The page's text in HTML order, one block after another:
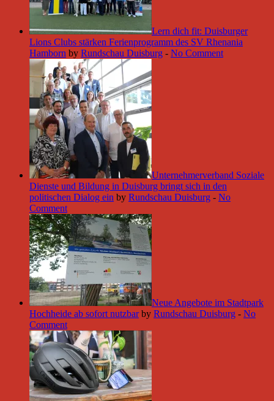
Lern dich fit: Duisburger
Lions Clubs stärken Ferienprogramm des SV Rhenania
Hamborn by Rundschau Duisburg - No Comment
Unternehmerverband Soziale
Dienste und Bildung in Duisburg bringt sich in den
politischen Dialog ein by Rundschau Duisburg - No
Comment
Neue Angebote im Stadtpark
Hochheide ab sofort nutzbar by Rundschau Duisburg - No
Comment